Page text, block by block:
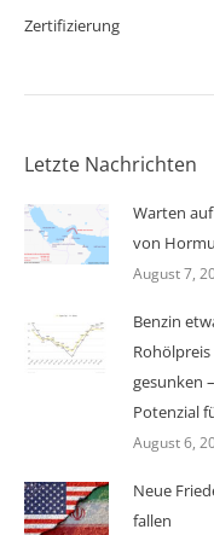
Zertifizierung
Letzte Nachrichten
Warten
von
August 7,
Benzin
gesunken
Potenzial
August 6,
Neue
fallen